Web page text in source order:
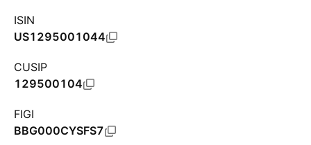
ISIN
US1295001044
CUSIP
129500104
FIGI
BBG000CYSFS7